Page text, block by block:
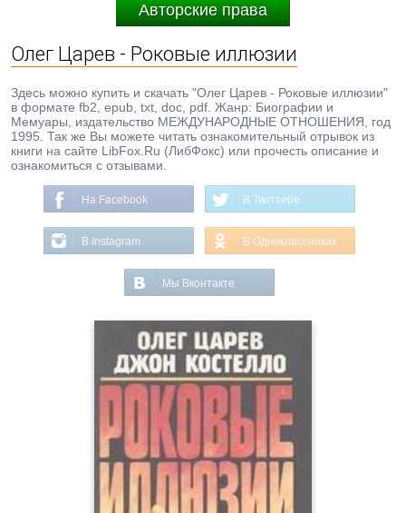
Авторские права
Олег Царев - Роковые иллюзии
Здесь можно купить и скачать "Олег Царев - Роковые иллюзии"
в формате fb2, epub, txt, doc, pdf. Жанр: Биографии и
Мемуары, издательство МЕЖДУНАРОДНЫЕ ОТНОШЕНИЯ, год
1995. Так же Вы можете читать ознакомительный отрывок из
книги на сайте LibFox.Ru (ЛибФокс) или прочесть описание и
ознакомиться с отзывами.
На Facebook В Твиттере
В Instagram В Одноклассниках
Мы Вконтакте